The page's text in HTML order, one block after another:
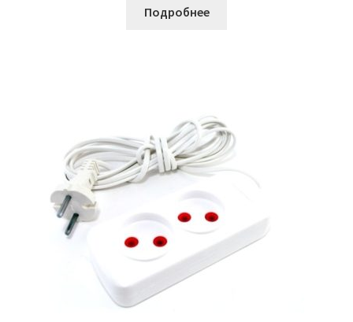
Подробнее